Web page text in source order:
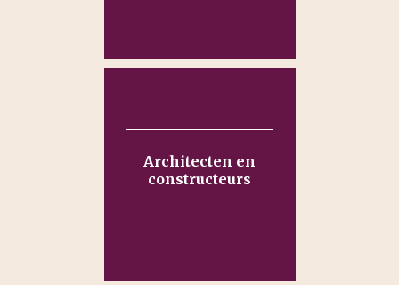
Architecten en
constructeurs